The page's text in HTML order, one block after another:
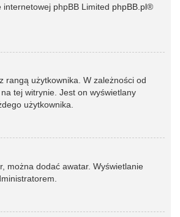
phpBB Limited phpBB.pl®
rangą użytkownika. W zależności od
tej witrynie. Jest on wyświetlany
użytkownika.
można dodać awatar. Wyświetlanie